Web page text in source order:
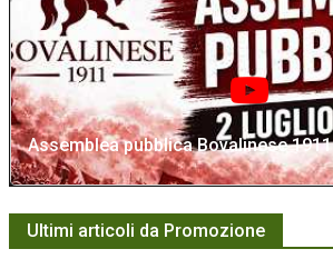
Assemblea pubblica Bovalinese 1911
Ultimi articoli da Promozione